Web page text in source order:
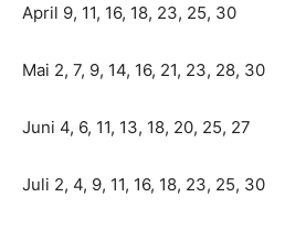
April 9, 11, 16, 18, 23, 25, 30
Mai 2, 7, 9, 14, 16, 21, 23, 28, 30
Juni 4, 6, 11, 13, 18, 20, 25, 27
Juli 2, 4, 9, 11, 16, 18, 23, 25, 30